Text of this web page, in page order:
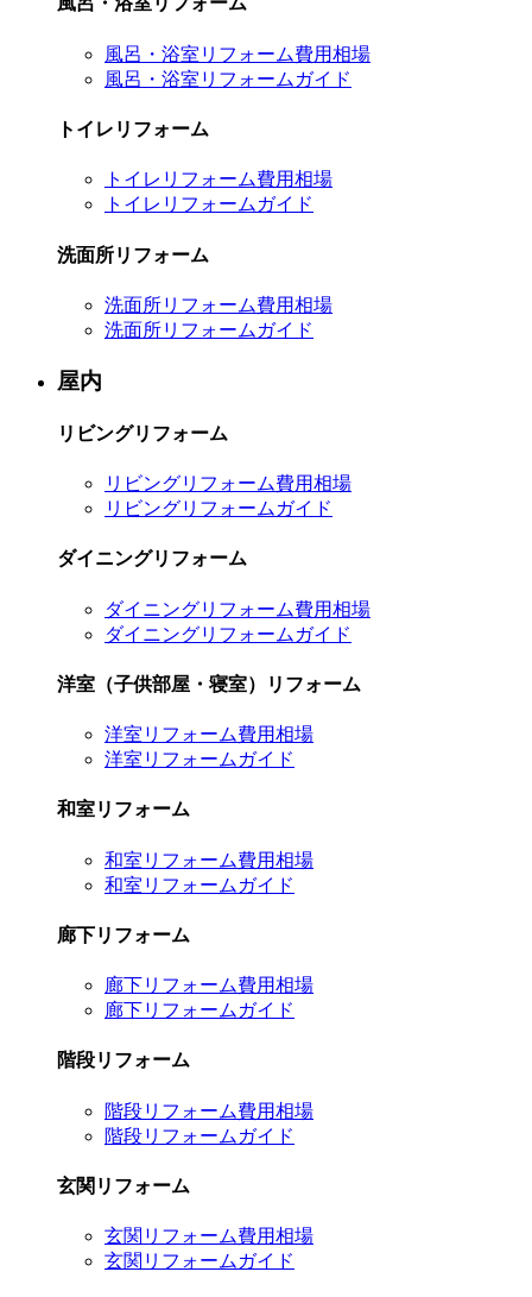
風呂・浴室リフォーム費用相場
風呂・浴室リフォームガイド
トイレリフォーム
トイレリフォーム費用相場
トイレリフォームガイド
洗面所リフォーム
洗面所リフォーム費用相場
洗面所リフォームガイド
屋内
リビングリフォーム
リビングリフォーム費用相場
リビングリフォームガイド
ダイニングリフォーム
ダイニングリフォーム費用相場
ダイニングリフォームガイド
洋室（子供部屋・寝室）リフォーム
洋室リフォーム費用相場
洋室リフォームガイド
和室リフォーム
和室リフォーム費用相場
和室リフォームガイド
廊下リフォーム
廊下リフォーム費用相場
廊下リフォームガイド
階段リフォーム
階段リフォーム費用相場
階段リフォームガイド
玄関リフォーム
玄関リフォーム費用相場
玄関リフォームガイド